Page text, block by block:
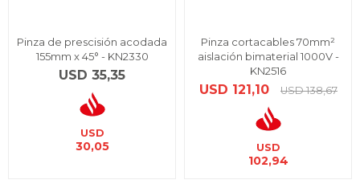
Pinza de prescisión acodada
155mm x 45° - KN2330
USD 35,35
USD
30,05
Pinza cortacables 70mm²
aislación bimaterial 1000V -
KN2516
USD 121,10 USD 138,67
USD
102,94